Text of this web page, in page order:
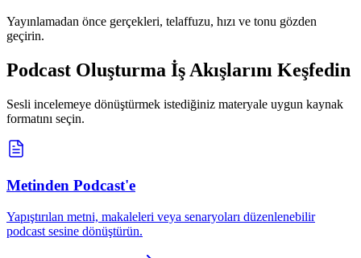
Yayınlamadan önce gerçekleri, telaffuzu, hızı ve tonu gözden
geçirin.
Podcast Oluşturma İş Akışlarını Keşfedin
Sesli incelemeye dönüştürmek istediğiniz materyale uygun kaynak
formatını seçin.
Metinden Podcast'e
Yapıştırılan metni, makaleleri veya senaryoları düzenlenebilir
podcast sesine dönüştürün.